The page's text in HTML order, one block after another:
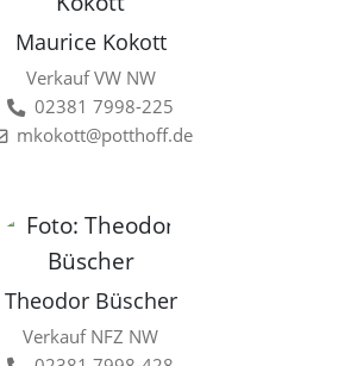
Maurice Kokott
Verkauf VW NW
02381 7998-225
mkokott@potthoff.de
Theodor Büscher
Verkauf NFZ NW